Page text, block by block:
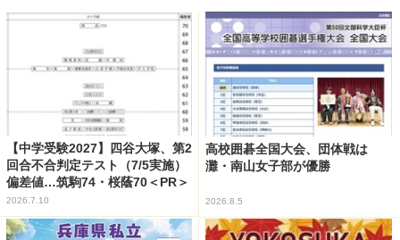
【中学受験2027】四谷大塚、第2
回合不合判定テスト（7/5実施）
偏差値…筑駒74・桜蔭70＜PR＞
2026.7.10
高校囲碁全国大会、団体戦は
灘・南山女子部が優勝
2026.8.5